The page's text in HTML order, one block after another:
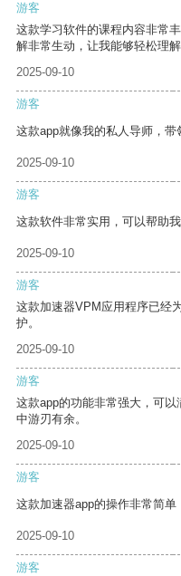
游客
这款学习软件的课程内容非常
解非常生动，让我能够轻松理解
2025-09-10
游客
这款app就像我的私人导师，带
2025-09-10
游客
这款软件非常实用，可以帮助我
2025-09-10
游客
这款加速器VPM应用程序已经
护。
2025-09-10
游客
这款app的功能非常强大，可
中游刃有余。
2025-09-10
游客
这款加速器app的操作非常简单
2025-09-10
游客